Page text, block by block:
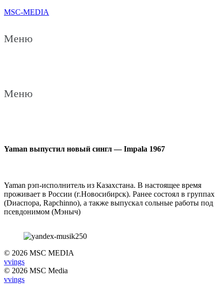
MSC-MEDIA
Меню
Меню
Yaman выпустил новый сингл — Impala 1967
Yaman рэп-исполнитель из Казахстана. В настоящее время
проживает в России (г.Новосибирск). Ранее состоял в группах
(Dиаспора, Rapchinno), а также выпускал сольные работы под
псевдонимом (Мэныч)
© 2026 MSC MEDIA
vvings
© 2026 MSC Media
vvings